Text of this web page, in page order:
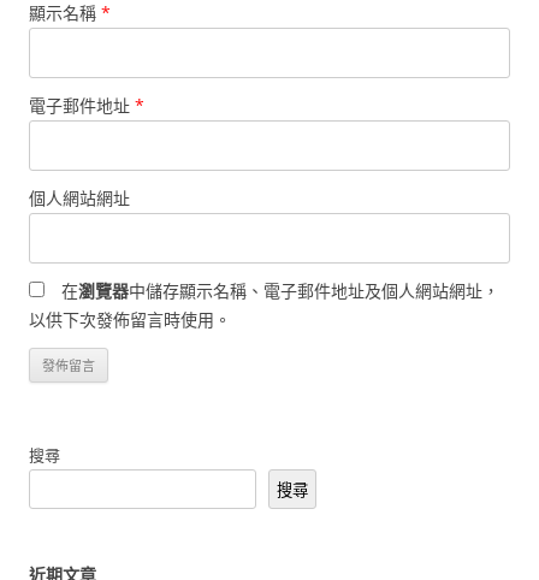
顯示名稱 *
電子郵件地址 *
個人網站網址
在瀏覽器中儲存顯示名稱、電子郵件地址及個人網站網址，
以供下次發佈留言時使用。
搜尋
搜尋
近期文章